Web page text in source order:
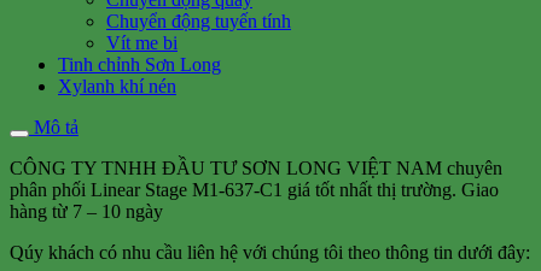
Chuyển động tuyến tính
Vít me bi
Tinh chỉnh Sơn Long
Xylanh khí nén
Mô tả
CÔNG TY TNHH ĐẦU TƯ SƠN LONG VIỆT NAM chuyên
phân phối Linear Stage M1-637-C1 giá tốt nhất thị trường. Giao
hàng từ 7 – 10 ngày
Qúy khách có nhu cầu liên hệ với chúng tôi theo thông tin dưới đây: